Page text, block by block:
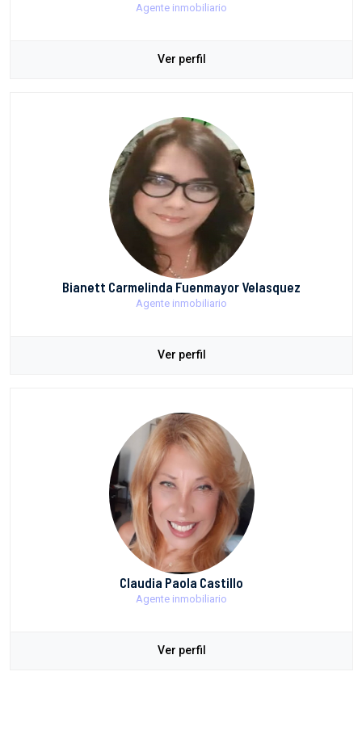
Agente inmobiliario
Ver perfil
Bianett Carmelinda Fuenmayor Velasquez
Agente inmobiliario
Ver perfil
Claudia Paola Castillo
Agente inmobiliario
Ver perfil